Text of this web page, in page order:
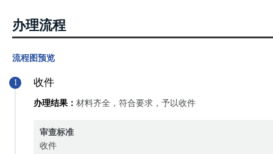
办理流程
流程图预览
1 收件
办理结果： 材料齐全，符合要求，予以收件
审查标准
收件